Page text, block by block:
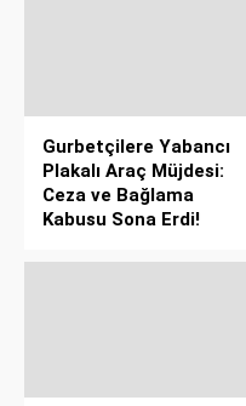
Gurbetçilere Yabancı
Plakalı Araç Müjdesi:
Ceza ve Bağlama
Kabusu Sona Erdi!